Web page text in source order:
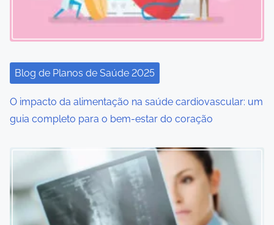
a
t
i
o
Blog de Planos de Saúde 2025
O impacto da alimentação na saúde cardiovascular: um
guia completo para o bem-estar do coração